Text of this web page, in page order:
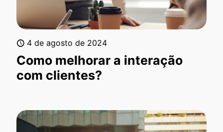
4 de agosto de 2024
Como melhorar a interação
com clientes?